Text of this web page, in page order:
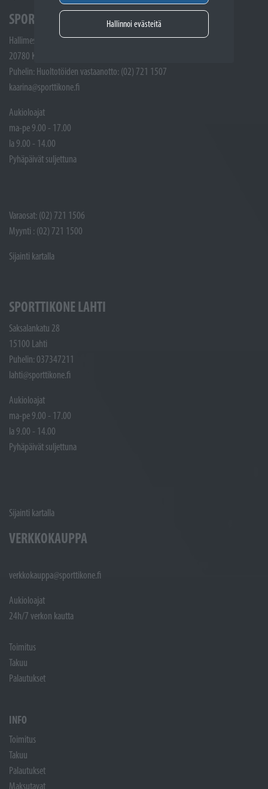
Hallinnoi evästeitä
SPORTTIKONE KAARINA
Hallimestarinkatu 4
20780 Kaarina
Puhelin: Huoltotöiden vastaanotto: (02) 721 1507
kaarina@sporttikone.fi
Aukioloajat
ma-pe 9.00 - 17.00
la 9.00 - 14.00
Pyhäpäivät suljettuna
Varaosat: (02) 721 1506
Myynti : (02) 721 1500
Sijainti kartalla
SPORTTIKONE LAHTI
Saksalankatu 28
15100 Lahti
Puhelin: 037347211
lahti@sporttikone.fi
Aukioloajat
ma-pe 9.00 - 17.00
la 9.00 - 14.00
Pyhäpäivät suljettuna
Sijainti kartalla
VERKKOKAUPPA
verkkokauppa@sporttikone.fi
Aukioloajat
24h/7 verkon kautta
Toimitus
Takuu
Palautukset
INFO
Toimitus
Takuu
Palautukset
Maksutavat